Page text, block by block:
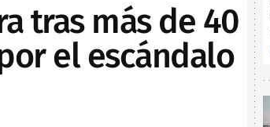
tras más de 40
el escándalo